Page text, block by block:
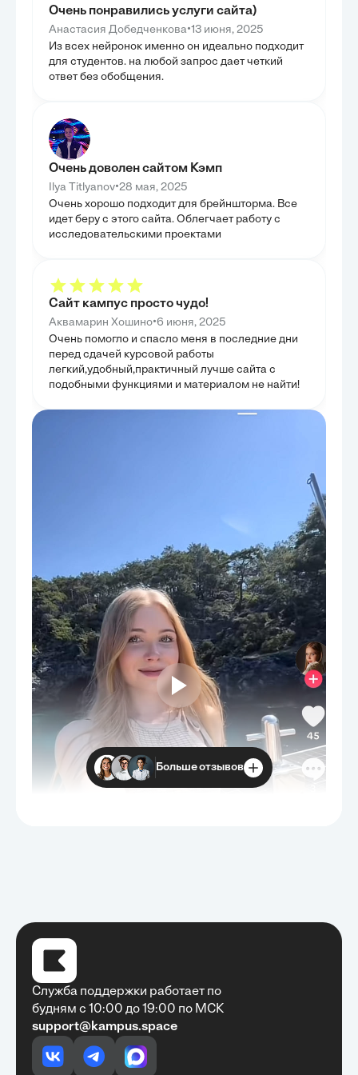
аспекты профилактики профессионального
выгорания, обусловленного несоответствием
личности и профессии. Мы изучили критерии и
методы диагностики такого несоответствия, что
позволяет своевременно выявлять группы риска.
Также были предложены конкретные стратегии
профилактики и коррекции на индивидуальном
действенные организационные меры,
способствующие созданию условий для
оптимального соответствия между сотрудниками и
их профессиональной деятельностью, тем самым
снижая риск выгорания.
Очень понравились услуги сайта)
Анастасия Добедченкова•13 июня, 2025
Из всех нейронок именно он идеально подходит
для студентов. на любой запрос дает четкий
ответ без обобщения.
Очень доволен сайтом Кэмп
Ilya Titlyanov•28 мая, 2025
Очень хорошо подходит для брейншторма. Все
идет беру с этого сайта. Облегчает работу с
исследовательскими проектами
Сайт кампус просто чудо!
Аквамарин Хошино•6 июня, 2025
Очень помогло и спасло меня в последние дни
перед сдачей курсовой работы
легкий,удобный,практичный лучше сайта с
подобными функциями и материалом не найти!
Очень быстро, недорого, качественно,
доступно
Алексей Антонов•27 мая, 2025
Больше отзывов
Служба поддержки работает по
будням с 10:00 до 19:00 по МСК
support@kampus.space